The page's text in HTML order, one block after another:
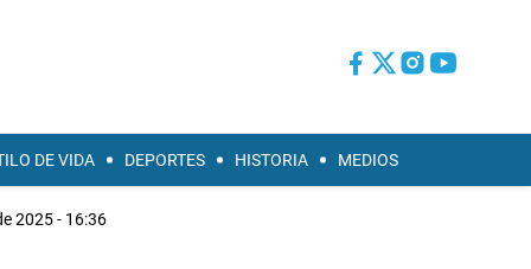
DE VIDA DEPORTES HISTORIA MEDIOS
2025 - 16:36